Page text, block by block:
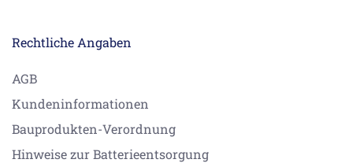
Rechtliche Angaben
AGB
Kundeninformationen
Bauprodukten-Verordnung
Hinweise zur Batterieentsorgung